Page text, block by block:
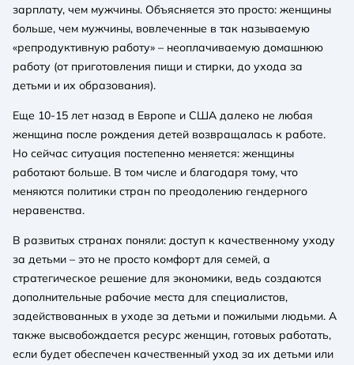
зарплату, чем мужчины. Объясняется это просто: женщины
больше, чем мужчины, вовлеченные в так называемую
«репродуктивную работу» – неоплачиваемую домашнюю
работу (от приготовления пищи и стирки, до ухода за
детьми и их образования).
Еще 10-15 лет назад в Европе и США далеко не любая
женщина после рождения детей возвращалась к работе.
Но сейчас ситуация постепенно меняется: женщины
работают больше. В том числе и благодаря тому, что
меняются политики стран по преодолению гендерного
неравенства.
В развитых странах поняли: доступ к качественному уходу
за детьми – это не просто комфорт для семей, а
стратегическое решение для экономики, ведь создаются
дополнительные рабочие места для специалистов,
задействованных в уходе за детьми и пожилыми людьми. А
также высвобождается ресурс женщин, готовых работать,
если будет обеспечен качественный уход за их детьми или